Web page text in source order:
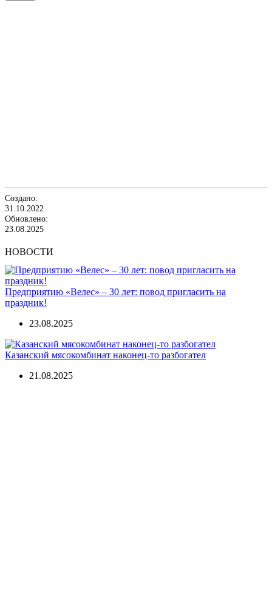
Создано:
31.10.2022
Обновлено:
23.08.2025
НОВОСТИ
Предприятию «Велес» – 30 лет: повод пригласить на
праздник!
23.08.2025
Казанский мясокомбинат наконец-то разбогател
21.08.2025